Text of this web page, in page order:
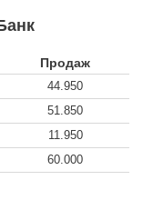
Продаж
44.950
51.850
11.950
60.000